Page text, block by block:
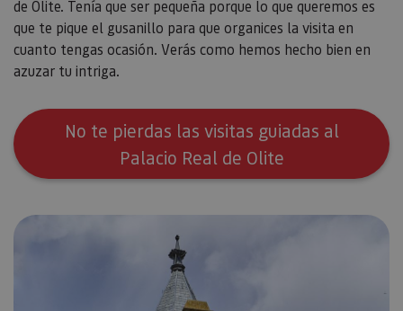
de Olite. Tenía que ser pequeña porque lo que queremos es
que te pique el gusanillo para que organices la visita en
cuanto tengas ocasión. Verás como hemos hecho bien en
azuzar tu intriga.
No te pierdas las visitas guiadas al
Palacio Real de Olite